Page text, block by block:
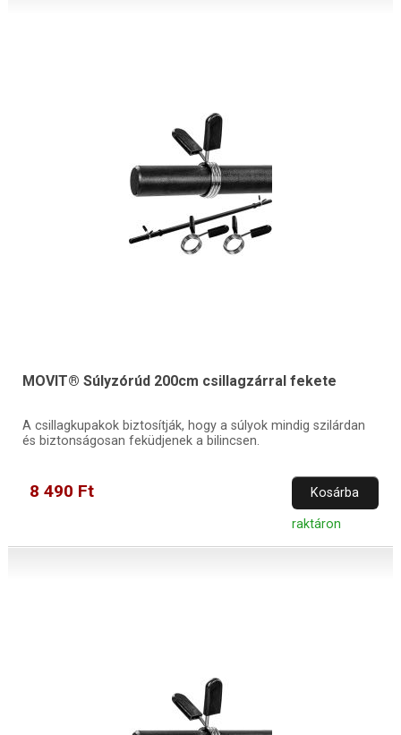
MOVIT® Súlyzórúd 200cm csillagzárral fekete
A csillagkupakok biztosítják, hogy a súlyok mindig szilárdan
és biztonságosan feküdjenek a bilincsen.
8 490 Ft Kosárba
raktáron